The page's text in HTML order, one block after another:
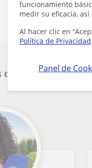
funcionamiento
medir su eficacia,
Al hacer clic en
Política de Privacidad.
Panel de
de Primaria en